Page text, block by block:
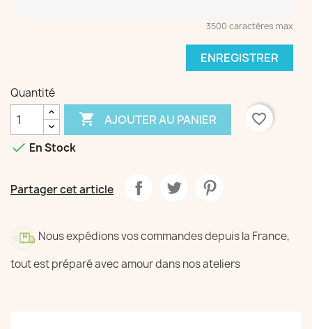
3500 caractères max
ENREGISTRER
Quantité
 AJOUTER AU PANIER
favorite_border
 En Stock
Partager cet article
Nous expédions vos commandes depuis la France,
tout est préparé avec amour dans nos ateliers